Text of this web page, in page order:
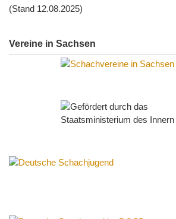
(Stand 12.08.2025)
Vereine in Sachsen